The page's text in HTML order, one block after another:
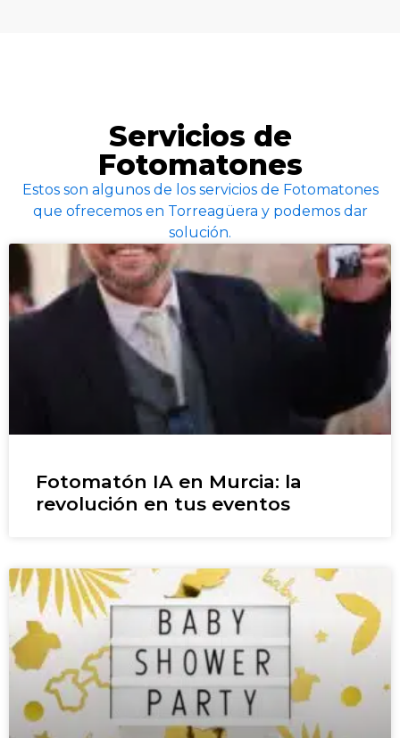
Servicios de
Fotomatones
Estos son algunos de los servicios de Fotomatones
que ofrecemos en Torreagüera y podemos dar
solución.
Fotomatón IA en Murcia: la
revolución en tus eventos